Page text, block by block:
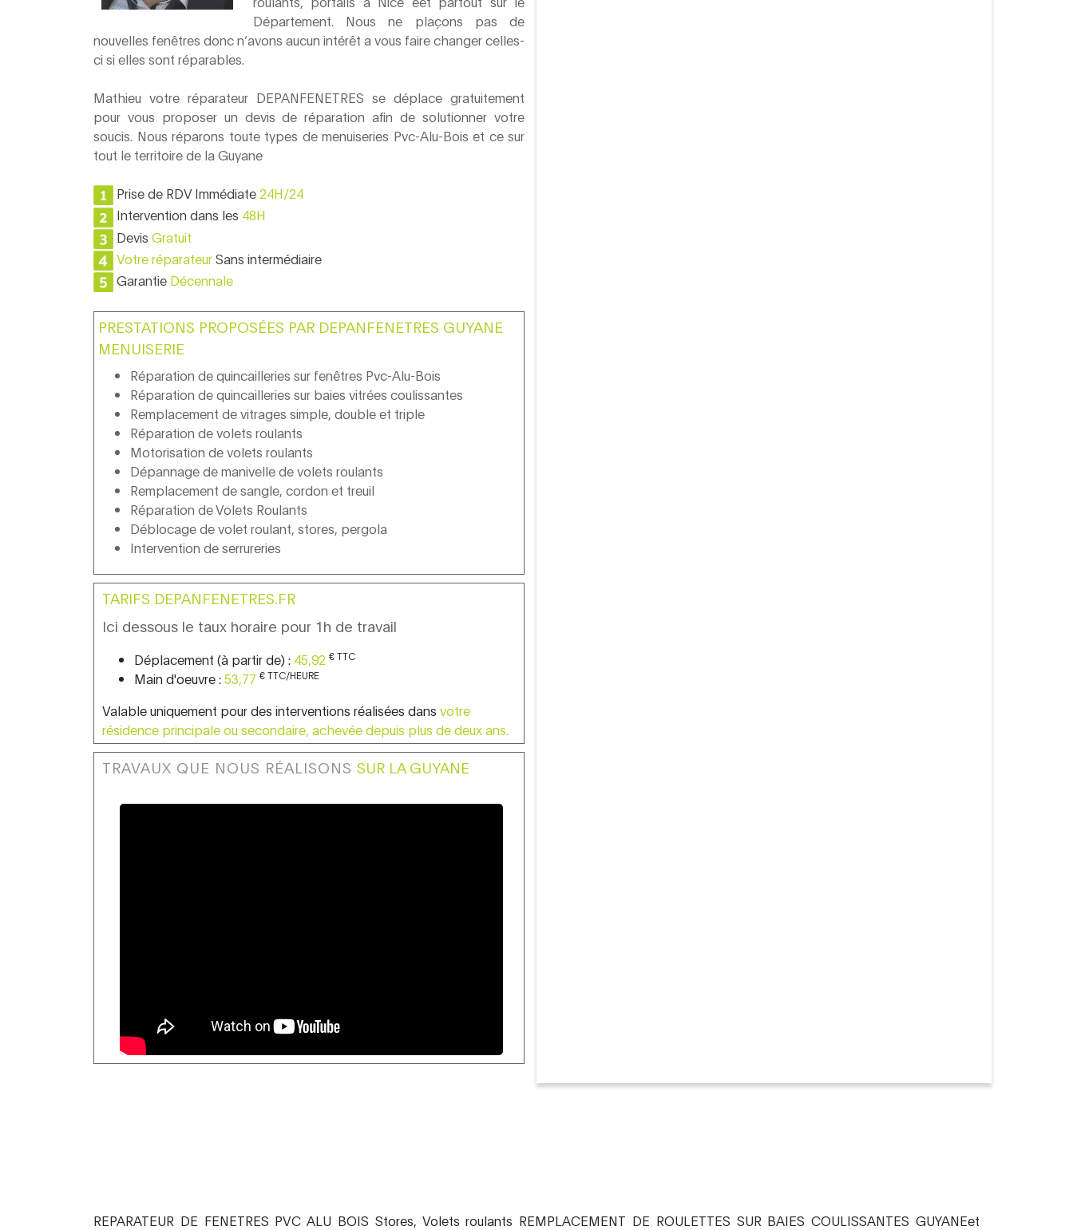
Département. Nous ne plaçons pas de
nouvelles fenêtres donc n’avons aucun intérêt a vous faire changer celles-
ci si elles sont réparables.
Mathieu votre réparateur DEPANFENETRES se déplace gratuitement
pour vous proposer un devis de réparation afin de solutionner votre
soucis. Nous réparons toute types de menuiseries Pvc-Alu-Bois et ce sur
tout le territoire de la Guyane
Prise de RDV Immédiate24H/24
Intervention dans les 48H
Devis Gratuit
Votre réparateurSans intermédiaire
Garantie Décennale
PRESTATIONS PROPOSÉES PAR DEPANFENETRES GUYANE
MENUISERIE
Réparation de quincailleries sur fenêtres Pvc-Alu-Bois
Réparation de quincailleries sur baies vitrées coulissantes
Remplacement de vitrages simple, double et triple
Réparation de volets roulants
Motorisation de volets roulants
Dépannage de manivelle de volets roulants
Remplacement de sangle, cordon et treuil
Réparation de Volets Roulants
Déblocage de volet roulant, stores, pergola
Intervention de serrureries
TARIFS DEPANFENETRES.FR
Ici dessous le taux horaire pour 1h de travail
Déplacement (à partir de) : 45,92 € TTC
Main d'oeuvre :53,77 € TTC/HEURE
Valable uniquement pour des interventions réalisées dans votre
résidence principale ou secondaire, achevée depuis plus de deux ans.
TRAVAUX QUE NOUS RÉALISONS SUR LA GUYANE
REPARATEUR DE FENETRES PVC ALU BOIS Stores, Volets roulants REMPLACEMENT DE ROULETTES SUR BAIES COULISSANTES GUYANEet